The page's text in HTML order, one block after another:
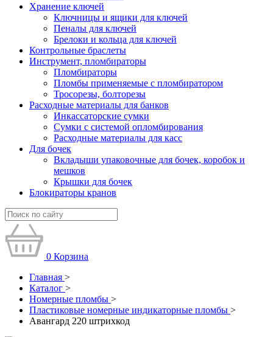
Хранение ключей
Ключницы и ящики для ключей
Пеналы для ключей
Брелоки и кольца для ключей
Контрольные браслеты
Инструмент, пломбираторы
Пломбираторы
Пломбы применяемые с пломбиратором
Тросорезы, болторезы
Расходные материалы для банков
Инкассаторские сумки
Сумки с системой опломбирования
Расходные материалы для касс
Для бочек
Вкладыши упаковочные для бочек, коробок и
мешков
Крышки для бочек
Блокираторы кранов
0 Корзина
Главная >
Каталог >
Номерные пломбы >
Пластиковые номерные индикаторные пломбы >
Авангард 220 штрихкод